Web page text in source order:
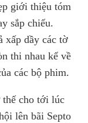
giới thiệu tóm
sắp chiếu.
xấp dầy các tờ
thi nhau kể về
các bộ phim.
thế cho tới lúc
lên bãi Septo